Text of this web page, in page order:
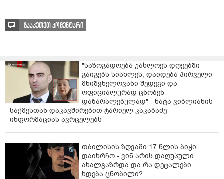
გააკეთეთ კომენტარი
"საზოგადოება უახლოეს დღეებში
გაიგებს სიახლეს, დაიდება პირველი
მნიშვნელოვანი შედეგი და
ოფიციალურად ცნობენ
დაზარალებულად" - ნატა ვიბლიანის
საქმესთან დაკავშირებით ტარიელ კაკაბაძე
ინფორმაციას ავრცელებს
თბილისის ზღვაში 17 წლის ბიჭი
დაიხრჩო - ვინ არის დაღუპული
ახალგაზრდა და რა დეტალები
ხდება ცნობილი?